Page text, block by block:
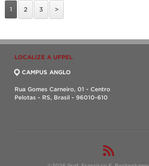
1 2 3 >
LOCALIZE A UFPEL
CAMPUS ANGLO
Rua Gomes Carneiro, 01 - Centro
Pelotas - RS, Brasil - 96010-610